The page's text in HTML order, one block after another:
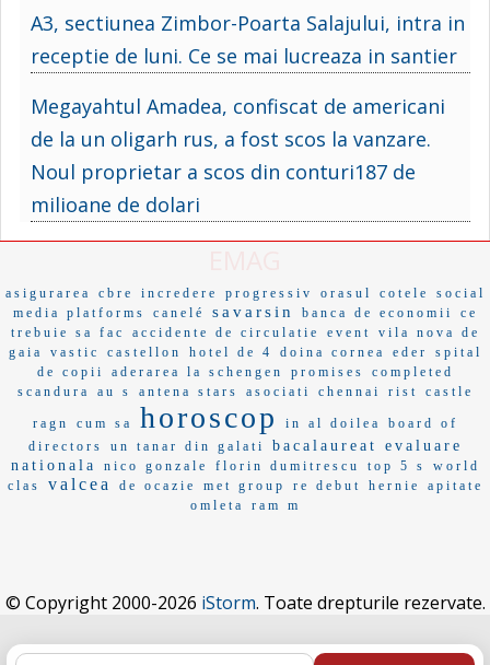
A3, sectiunea Zimbor-Poarta Salajului, intra in
receptie de luni. Ce se mai lucreaza in santier
Megayahtul Amadea, confiscat de americani
de la un oligarh rus, a fost scos la vanzare.
Noul proprietar a scos din conturi187 de
milioane de dolari
asigurarea cbre incredere progressiv orasul cotele
social
media platforms
canelé savarsin banca de economii
ce
trebuie sa fac
accidente de circulatie event
vila nova de
gaia
vastic castellon hotel de 4 doina cornea eder
spital
de copii
aderarea la schengen promises
completed
scandura
au s antena stars asociati chennai rist castle
ragn cum sa horoscop in al doilea
board of
directors
un tanar din galati bacalaureat
evaluare
nationala
nico gonzale florin dumitrescu top 5 s
world
clas
valcea de ocazie met group re debut hernie
apitate
omleta
ram m
© Copyright 2000-2026 iStorm. Toate drepturile rezervate.